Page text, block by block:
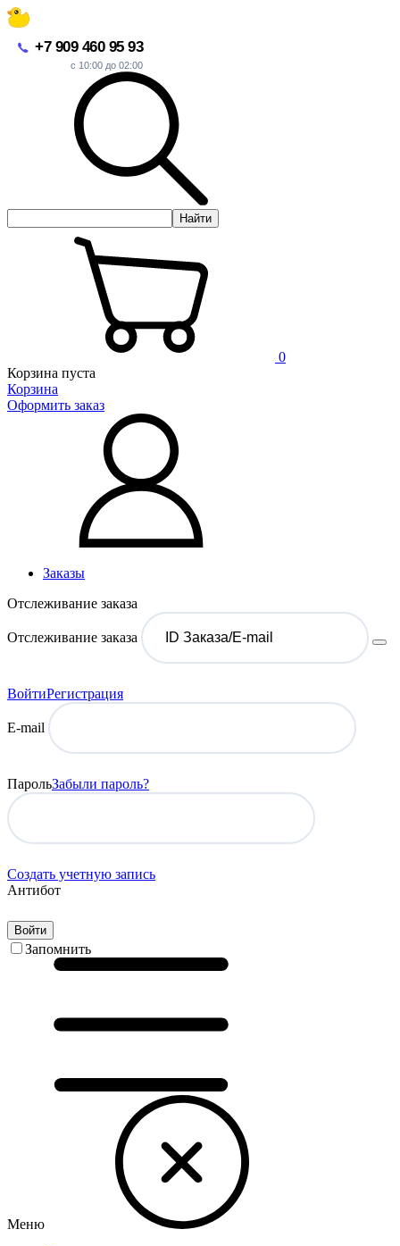
+7 909 460 95 93
с 10:00 до 02:00
Найти
0
Корзина пуста
Корзина
Оформить заказ
Заказы
Отслеживание заказа
Отслеживание заказа
ВойтиРегистрация
E-mail
ПарольЗабыли пароль?
Создать учетную запись
Антибот
Войти
Запомнить
Меню